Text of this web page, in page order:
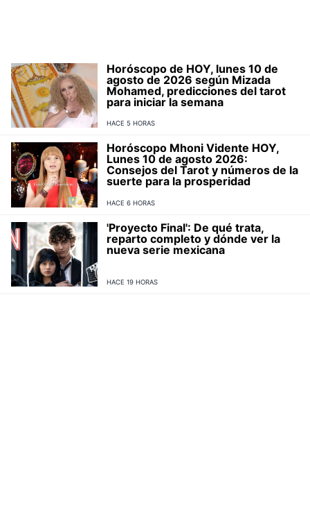
Horóscopo de HOY, lunes 10 de
agosto de 2026 según Mizada
Mohamed, predicciones del tarot
para iniciar la semana
HACE 5 HORAS
Horóscopo Mhoni Vidente HOY,
Lunes 10 de agosto 2026:
Consejos del Tarot y números de la
suerte para la prosperidad
HACE 6 HORAS
'Proyecto Final': De qué trata,
reparto completo y dónde ver la
nueva serie mexicana
HACE 19 HORAS